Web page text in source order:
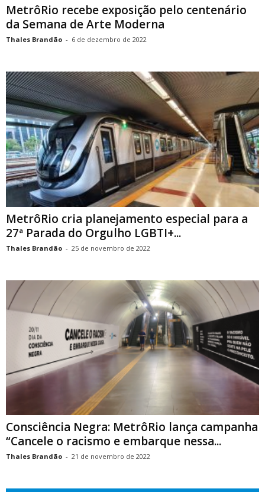
MetrôRio recebe exposição pelo centenário
da Semana de Arte Moderna
Thales Brandão - 6 de dezembro de 2022
MetrôRio cria planejamento especial para a
27ª Parada do Orgulho LGBTI+...
Thales Brandão - 25 de novembro de 2022
Consciência Negra: MetrôRio lança campanha
“Cancele o racismo e embarque nessa...
Thales Brandão - 21 de novembro de 2022